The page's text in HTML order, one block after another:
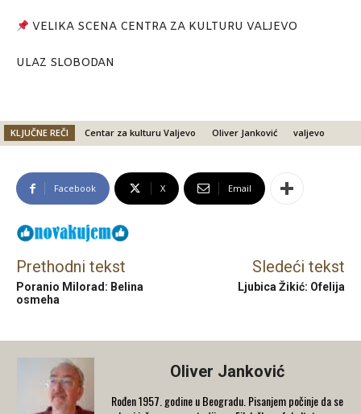
VELIKA SCENA CENTRA ZA KULTURU VALJEVO
ULAZ SLOBODAN
KLJUČNE REČI Centar za kulturu Valjevo Oliver Janković valjevo
Facebook X Email
Prethodni tekst
Poranio Milorad: Belina
osmeha
Sledeći tekst
Ljubica Žikić: Ofelija
Oliver Janković
Rođen 1957. godine u Beogradu. Pisanjem počinje da se